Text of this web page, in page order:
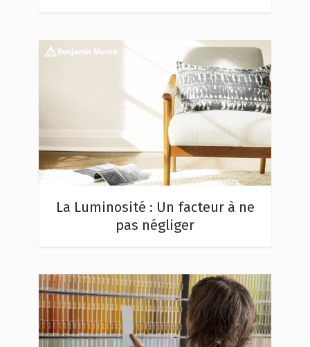
La Luminosité : Un facteur à ne
pas négliger